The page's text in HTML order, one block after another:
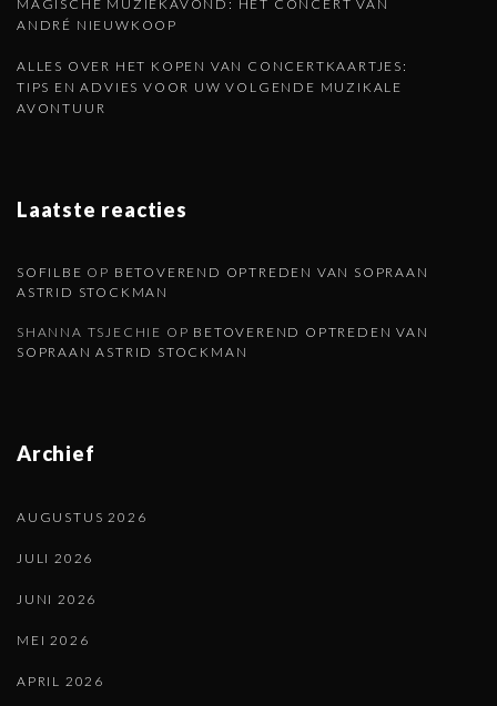
MAGISCHE MUZIEKAVOND: HET CONCERT VAN
ANDRÉ NIEUWKOOP
ALLES OVER HET KOPEN VAN CONCERTKAARTJES:
TIPS EN ADVIES VOOR UW VOLGENDE MUZIKALE
AVONTUUR
Laatste reacties
SOFILBE OP BETOVEREND OPTREDEN VAN SOPRAAN
ASTRID STOCKMAN
SHANNA TSJECHIE OP BETOVEREND OPTREDEN VAN
SOPRAAN ASTRID STOCKMAN
Archief
AUGUSTUS 2026
JULI 2026
JUNI 2026
MEI 2026
APRIL 2026